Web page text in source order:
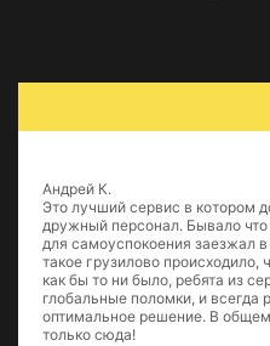
Андрей К.
Это лучший сервис в котором
дружный персонал. Бывало что
для самоуспокоения заезжал
такое грузилово происходило,
как бы то ни было, ребята из
глобальные поломки, и всегда
оптимальное решение. В
только сюда!